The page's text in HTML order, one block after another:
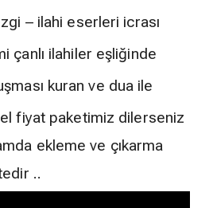
– ilahi eserleri icrası
çanlı ilahiler eşliğinde
kuran ve dua ile
fiyat paketimiz dilerseniz
ekleme ve çıkarma
..